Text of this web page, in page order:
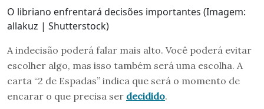
O libriano enfrentará decisões importantes (Imagem:
allakuz | Shutterstock)
A indecisão poderá falar mais alto. Você poderá evitar
escolher algo, mas isso também será uma escolha. A
carta “2 de Espadas” indica que será o momento de
encarar o que precisa ser decidido.